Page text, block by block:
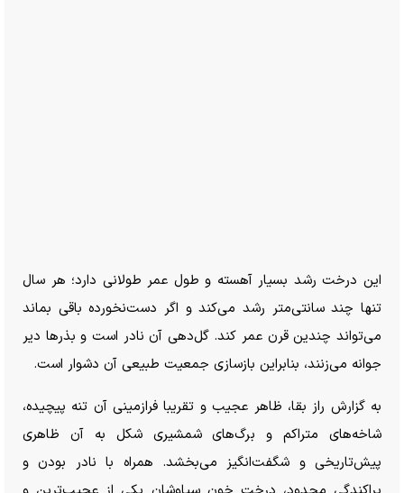
این درخت رشد بسیار آهسته و طول عمر طولانی دارد؛ هر سال
تنها چند سانتی‌متر رشد می‌کند و اگر دست‌نخورده باقی بماند
می‌تواند چندین قرن عمر کند. گل‌دهی آن نادر است و بذر‌ها دیر
جوانه می‌زنند، بنابراین بازسازی جمعیت طبیعی آن دشوار است.
به گزارش راز بقا، ظاهر عجیب و تقریبا فرازمینی آن تنه پیچیده،
شاخه‌های متراکم و برگ‌های شمشیری شکل به آن ظاهری
پیش‌تاریخی و شگفت‌انگیز می‌بخشد. همراه با نادر بودن و